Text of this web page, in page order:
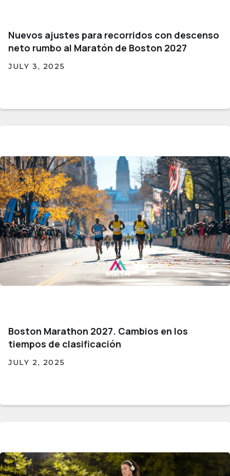
Nuevos ajustes para recorridos con descenso
neto rumbo al Maratón de Boston 2027
JULY 3, 2025
Boston Marathon 2027. Cambios en los
tiempos de clasificación
JULY 2, 2025